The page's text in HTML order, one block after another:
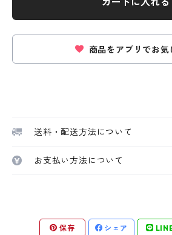
商品をアプリでお気
送料・配送方法について
お支払い方法について
保存 シェア